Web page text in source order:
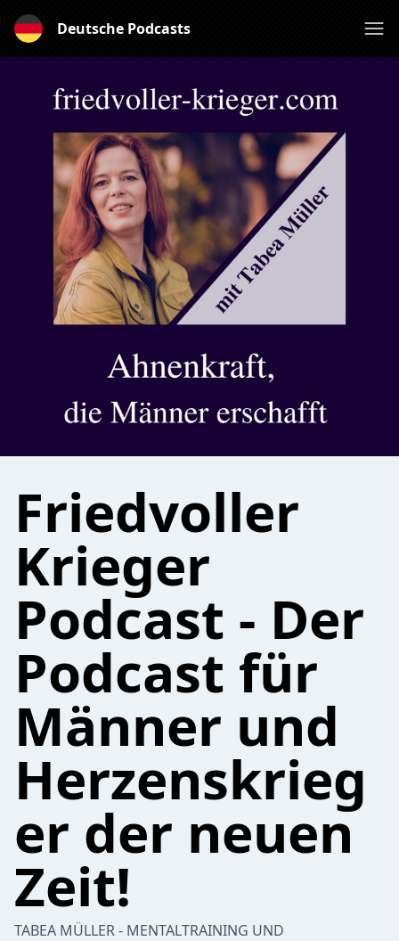
Deutsche Podcasts
Friedvoller
Krieger
Podcast - Der
Podcast für
Männer und
Herzenskrieg
er der neuen
Zeit!
TABEA MÜLLER - MENTALTRAINING UND